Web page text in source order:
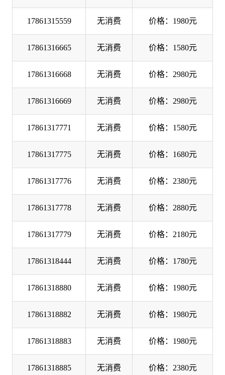
17861315559 无消费 价格：1980元
17861316665 无消费 价格：1580元
17861316668 无消费 价格：2980元
17861316669 无消费 价格：2980元
17861317771 无消费 价格：1580元
17861317775 无消费 价格：1680元
17861317776 无消费 价格：2380元
17861317778 无消费 价格：2880元
17861317779 无消费 价格：2180元
17861318444 无消费 价格：1780元
17861318880 无消费 价格：1980元
17861318882 无消费 价格：1980元
17861318883 无消费 价格：1980元
17861318885 无消费 价格：2380元